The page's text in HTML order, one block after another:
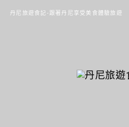
丹尼旅遊食記-跟著丹尼享受美食體驗旅遊